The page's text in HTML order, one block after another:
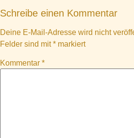
Schreibe einen Kommentar
Deine E-Mail-Adresse wird nicht
Felder sind mit* markiert
Kommentar *